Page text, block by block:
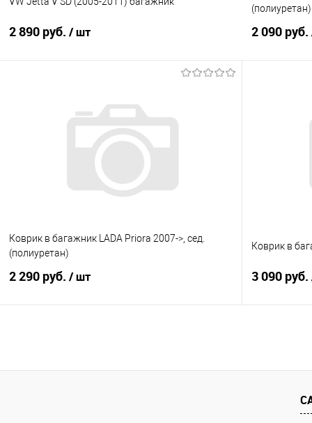
2 890 руб. / шт
Купить в 1 клик
Сравнение
Под заказ
(полиуретан)
2 090 руб.
Купить в
Коврик в багажник LADA Priora 2007->, сед.
(полиуретан)
2 290 руб. / шт
Купить в 1 клик
Сравнение
Коврик в
3 090 руб.
Купить в 1
В